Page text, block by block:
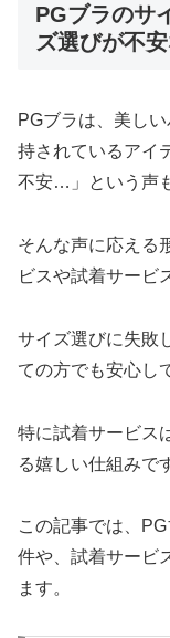
PGブラのサ
ズ選びが不
PGブラは、美し
持されているアイ
不安…」という声
そんな声に応える
ビスや試着サービ
サイズ選びに失敗
ての方でも安心し
特に試着サービス
る嬉しい仕組みで
この記事では、
件や、試着サービ
ます。